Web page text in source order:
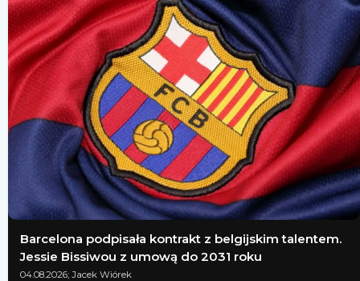
Barcelona podpisała kontrakt z belgijskim talentem.
Jessie Bissiwou z umową do 2031 roku
04.08.2026; Jacek Wiórek